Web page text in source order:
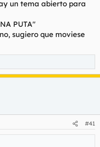
un tema abierto para
PUTA"
sugiero que moviese
#41